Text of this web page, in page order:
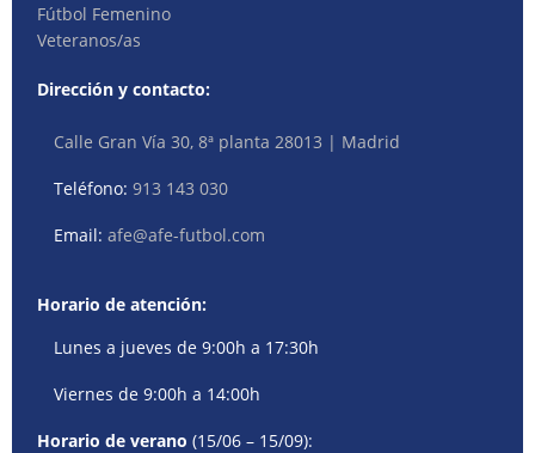
Fútbol Femenino
Veteranos/as
Dirección y contacto:
Calle Gran Vía 30, 8ª planta 28013 | Madrid
Teléfono:913 143 030
Email:afe@afe-futbol.com
Horario de atención:
Lunes a jueves de 9:00h a 17:30h
Viernes de 9:00h a 14:00h
Horario de verano (15/06 – 15/09):